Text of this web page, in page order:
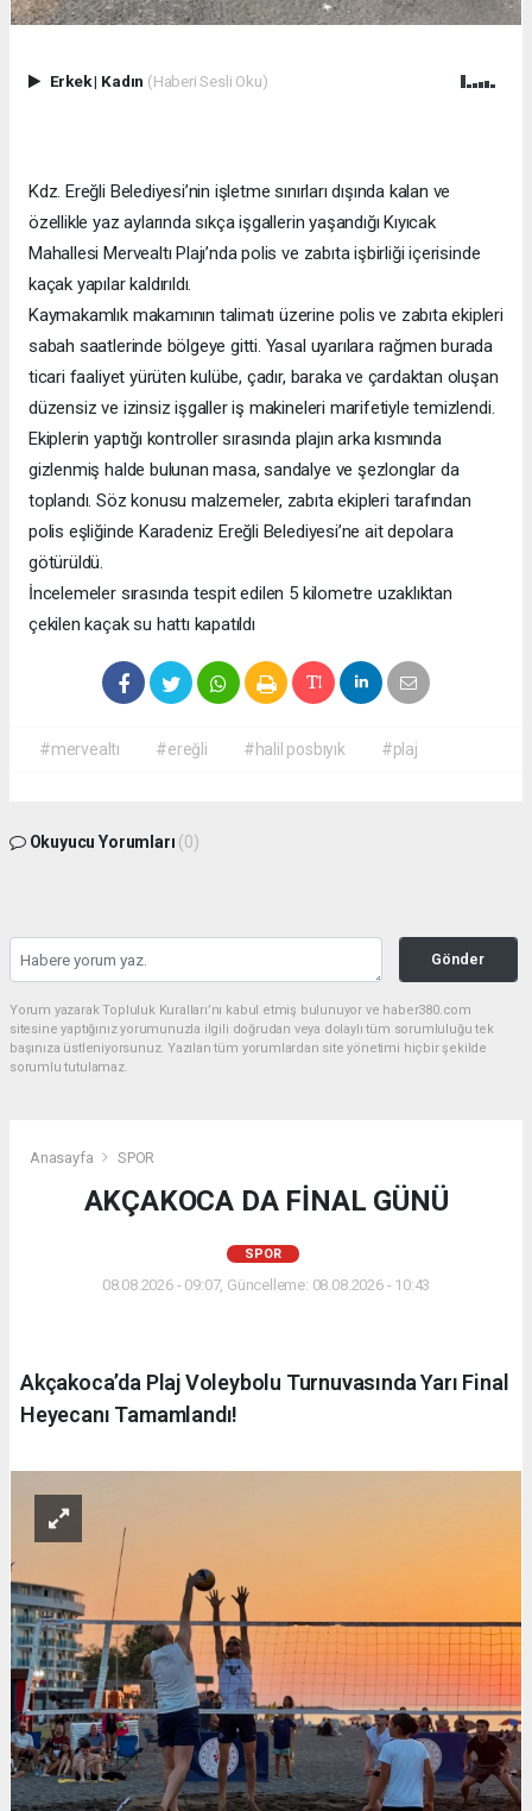
Erkek| Kadın (Haberi Sesli Oku)
Kdz. Ereğli Belediyesi’nin işletme sınırları dışında kalan ve
özellikle yaz aylarında sıkça işgallerin yaşandığı Kıyıcak
Mahallesi Mervealtı Plajı’nda polis ve zabıta işbirliği içerisinde
kaçak yapılar kaldırıldı.
Kaymakamlık makamının talimatı üzerine polis ve zabıta ekipleri
sabah saatlerinde bölgeye gitti. Yasal uyarılara rağmen burada
ticari faaliyet yürüten kulübe, çadır, baraka ve çardaktan oluşan
düzensiz ve izinsiz işgaller iş makineleri marifetiyle temizlendi.
Ekiplerin yaptığı kontroller sırasında plajın arka kısmında
gizlenmiş halde bulunan masa, sandalye ve şezlonglar da
toplandı. Söz konusu malzemeler, zabıta ekipleri tarafından
polis eşliğinde Karadeniz Ereğli Belediyesi’ne ait depolara
götürüldü.
İncelemeler sırasında tespit edilen 5 kilometre uzaklıktan
çekilen kaçak su hattı kapatıldı
#mervealtı #ereğli #halil posbıyık #plaj
Okuyucu Yorumları (0)
Gönder
Yorum yazarak Topluluk Kuralları’nı kabul etmiş bulunuyor ve haber380.com
sitesine yaptığınız yorumunuzla ilgili doğrudan veya dolaylı tüm sorumluluğu tek
başınıza üstleniyorsunuz. Yazılan tüm yorumlardan site yönetimi hiçbir şekilde
sorumlu tutulamaz.
Anasayfa SPOR
AKÇAKOCA DA FİNAL GÜNÜ
SPOR
08.08.2026 - 09:07, Güncelleme: 08.08.2026 - 10:43
Akçakoca’da Plaj Voleybolu Turnuvasında Yarı Final
Heyecanı Tamamlandı!